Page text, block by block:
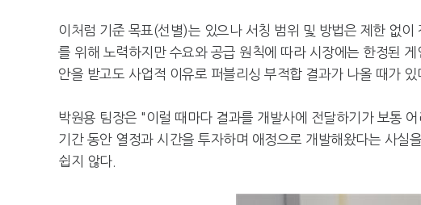
이처럼 기준 목표(선별)는 있으나 서칭 범위 및 방법은 제한 없
를 위해 노력하지만 수요와 공급 원칙에 따라 시장에는 한정된
안을 받고도 사업적 이유로 퍼블리싱 부적합 결과가 나올 때가 있
박원용 팀장은 "이럴 때마다 결과를 개발사에 전달하기가 보통
기간 동안 열정과 시간을 투자하며 애정으로 개발해왔다는 사실
쉽지 않다.